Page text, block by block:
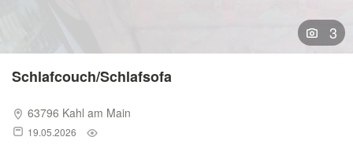
3
Schlafcouch/Schlafsofa
63796 Kahl am Main
19.05.2026